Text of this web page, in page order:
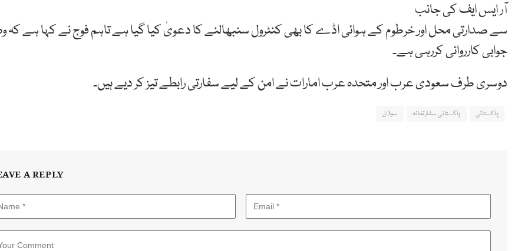
آرایسایفکی جانب
سےصدارتیمحلاورخرطومکےہوائیاڈےکابھیکنٹرولسنبھالنےکادعویٰکیاگیاہےتاہمفوجنےکہاہےکہ
جوابیکارروائیکررہیہے۔
دوسری طرفسعودیعرباورمتحدہعرباماراتنےامنکےلیےسفارتیرابطےتیزکردیے ہیں۔
پاکستانی پاکستانی سفارتخانہ سوڈان
A REPLY